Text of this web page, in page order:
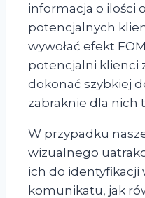
informacja o ilości
potencjalnych
wywołać efekt
potencjalni klienci
dokonać szybkiej
zabraknie dla nich
W przypadku
wizualnego
ich do identyfikacji
komunikatu, jak